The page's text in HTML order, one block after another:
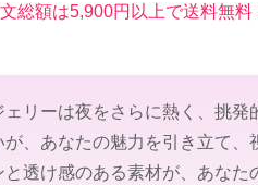
総額は5,900円以上で送料無
リーは夜をさらに熱く、挑発
、あなたの魅力を引き立て、
透け感のある素材が、あなた